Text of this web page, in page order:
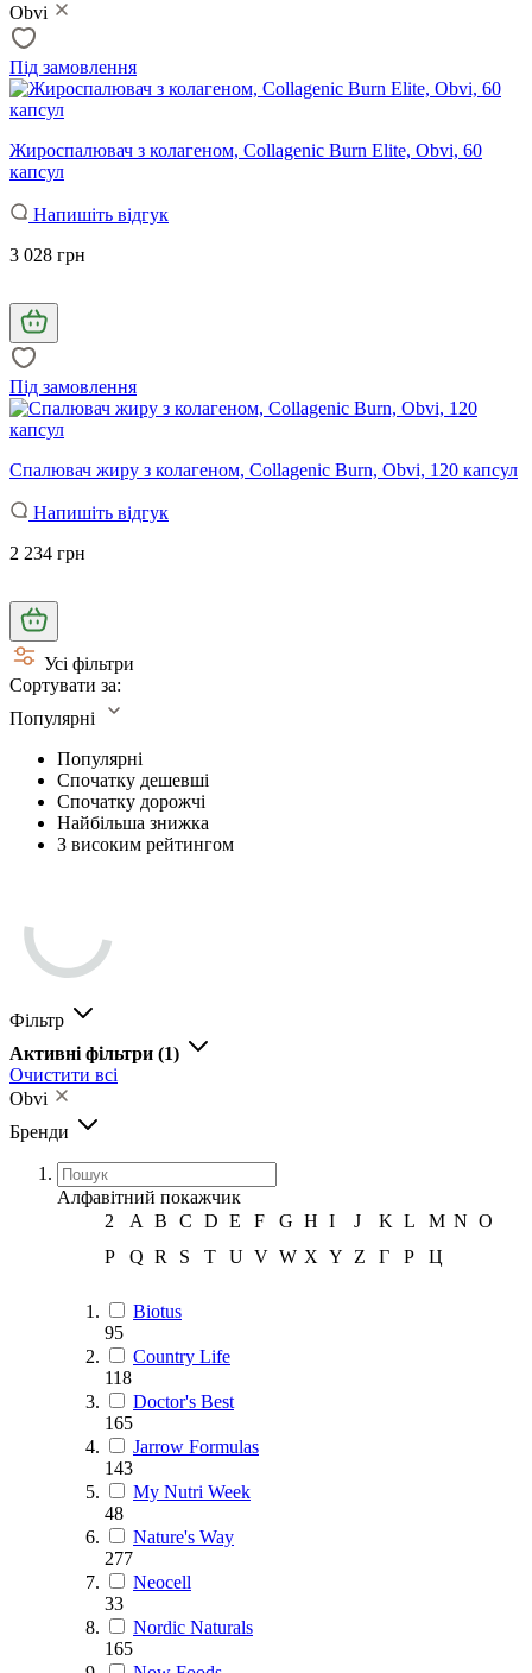
Obvi
Під замовлення
Жироспалювач з колагеном, Collagenic Burn Elite, Obvi, 60
капсул
Напишіть відгук
3 028 грн
Під замовлення
Спалювач жиру з колагеном, Collagenic Burn, Obvi, 120 капсул
Напишіть відгук
2 234 грн
Усі фільтри
Сортувати за:
Популярні
Популярні
Спочатку дешевші
Спочатку дорожчі
Найбільша знижка
З високим рейтингом
Фільтр
Активні фільтри (1)
Очистити всі
Obvi
Бренди
Алфавітний покажчик
2
A B C D E F G H I J K L M N O
P
Q R S T U V W X Y Z Г Р Ц
Biotus
95
Country Life
118
Doctor's Best
165
Jarrow Formulas
143
My Nutri Week
48
Nature's Way
277
Neocell
33
Nordic Naturals
165